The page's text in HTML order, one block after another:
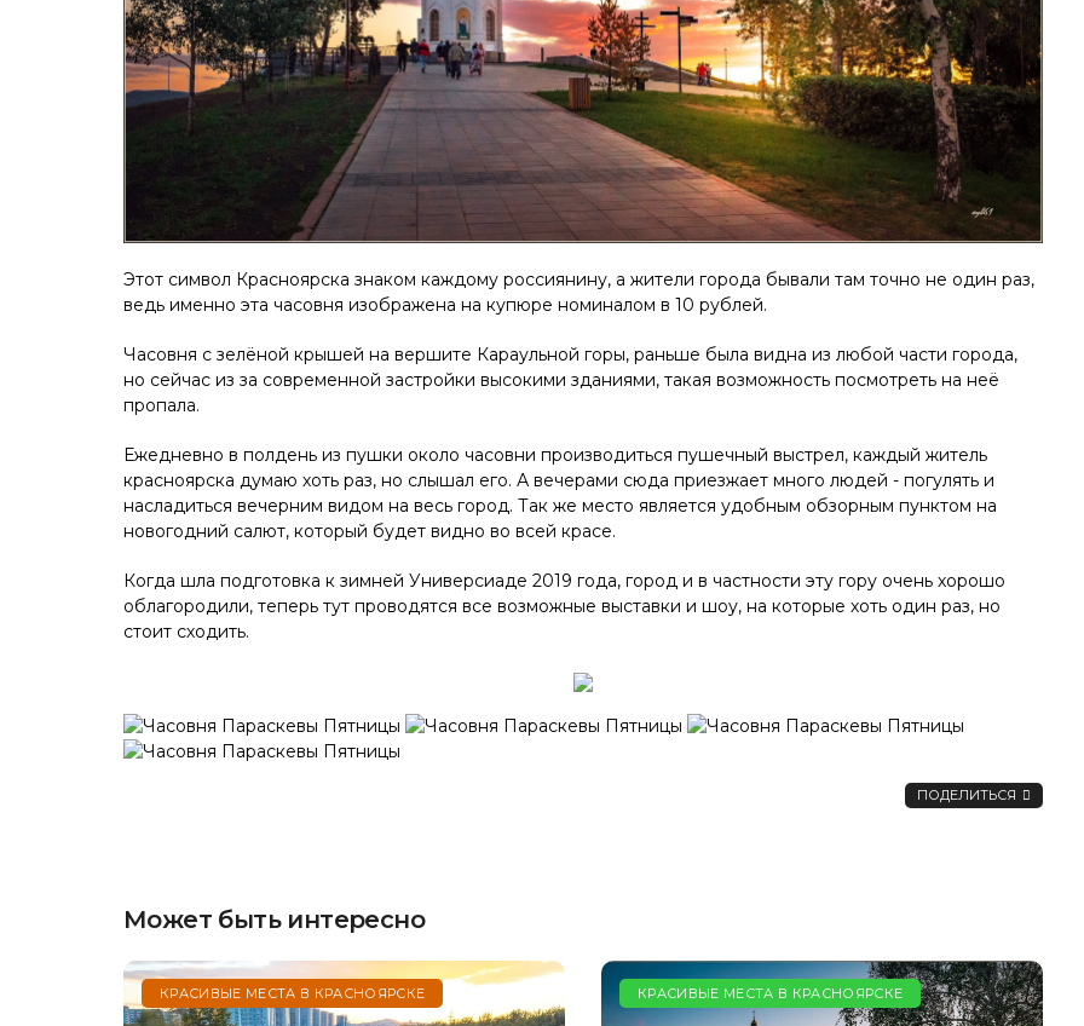
Этот символ Красноярска знаком каждому россиянину, а жители города бывали там точно не один раз,
ведь именно эта часовня изображена на купюре номиналом в 10 рублей.
Часовня с зелёной крышей на вершите Караульной горы, раньше была видна из любой части города,
но сейчас из за современной застройки высокими зданиями, такая возможность посмотреть на неё
пропала.
Ежедневно в полдень из пушки около часовни производиться пушечный выстрел, каждый житель
красноярска думаю хоть раз, но слышал его. А вечерами сюда приезжает много людей - погулять и
насладиться вечерним видом на весь город. Так же место является удобным обзорным пунктом на
новогодний салют, который будет видно во всей красе.
Когда шла подготовка к зимней Универсиаде 2019 года, город и в частности эту гору очень хорошо
облагородили, теперь тут проводятся все возможные выставки и шоу, на которые хоть один раз, но
стоит сходить.
ПОДЕЛИТЬСЯ
Может быть интересно
КРАСИВЫЕ МЕСТА В КРАСНОЯРСКЕ КРАСИВЫЕ МЕСТА В КРАСНОЯРСКЕ
РЕСТОРАНЫ В КРАСНОЯРСКЕ